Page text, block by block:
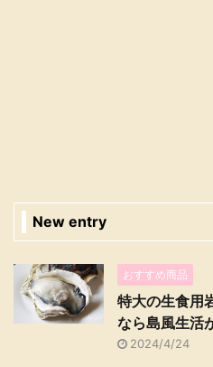
New entry
おすすめ商品
特大の生食用
なら島風生活
2024/4/24